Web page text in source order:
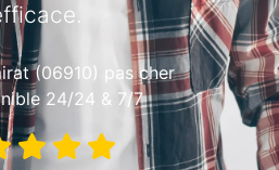
(06910) pas cher
24/24 & 7/7